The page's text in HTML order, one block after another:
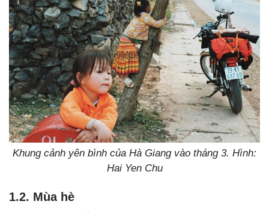
Khung cảnh yên bình của Hà Giang vào tháng 3. Hình:
Hai Yen Chu
1.2. Mùa hè